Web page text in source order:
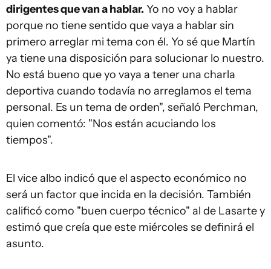
dirigentes que van a hablar. Yo no voy a hablar
porque no tiene sentido que vaya a hablar sin
primero arreglar mi tema con él. Yo sé que Martín
ya tiene una disposición para solucionar lo nuestro.
No está bueno que yo vaya a tener una charla
deportiva cuando todavía no arreglamos el tema
personal. Es un tema de orden", señaló Perchman,
quien comentó: "Nos están acuciando los
tiempos".
El vice albo indicó que el aspecto económico no
será un factor que incida en la decisión. También
calificó como "buen cuerpo técnico" al de Lasarte y
estimó que creía que este miércoles se definirá el
asunto.